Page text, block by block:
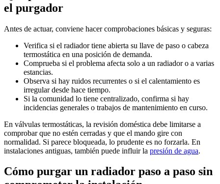
el purgador
Antes de actuar, conviene hacer comprobaciones básicas y seguras:
Verifica si el radiador tiene abierta su llave de paso o cabeza
termostática en una posición de demanda.
Comprueba si el problema afecta solo a un radiador o a varias
estancias.
Observa si hay ruidos recurrentes o si el calentamiento es
irregular desde hace tiempo.
Si la comunidad lo tiene centralizado, confirma si hay
incidencias generales o trabajos de mantenimiento en curso.
En válvulas termostáticas, la revisión doméstica debe limitarse a
comprobar que no estén cerradas y que el mando gire con
normalidad. Si parece bloqueada, lo prudente es no forzarla. En
instalaciones antiguas, también puede influir la presión de agua.
Cómo purgar un radiador paso a paso sin